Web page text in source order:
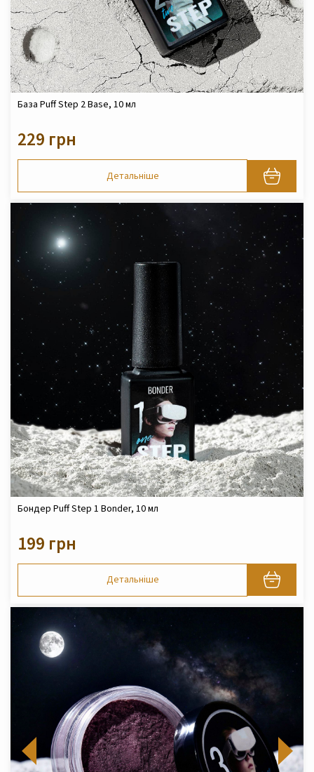
База Puff Step 2 Base, 10 мл
229 грн
Детальніше
Бондер Puff Step 1 Bonder, 10 мл
199 грн
Детальніше